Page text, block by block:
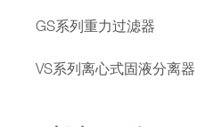
GS系列重力过滤器
VS系列离心式固液分离器